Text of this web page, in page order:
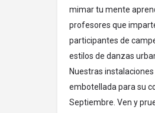
mimar tu mente
profesores que
participantes de
estilos de danzas
Nuestras
embotellada para su
Septiembre. Ven y